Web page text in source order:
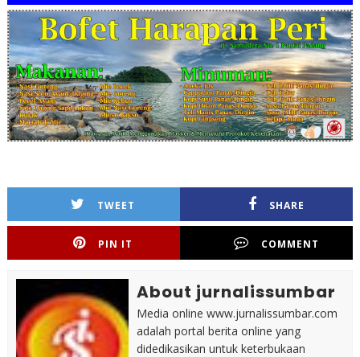
TWEET SHARE
PIN IT COMMENT
About jurnalissumbar
Media online www.jurnalissumbar.com
adalah portal berita online yang
didedikasikan untuk keterbukaan